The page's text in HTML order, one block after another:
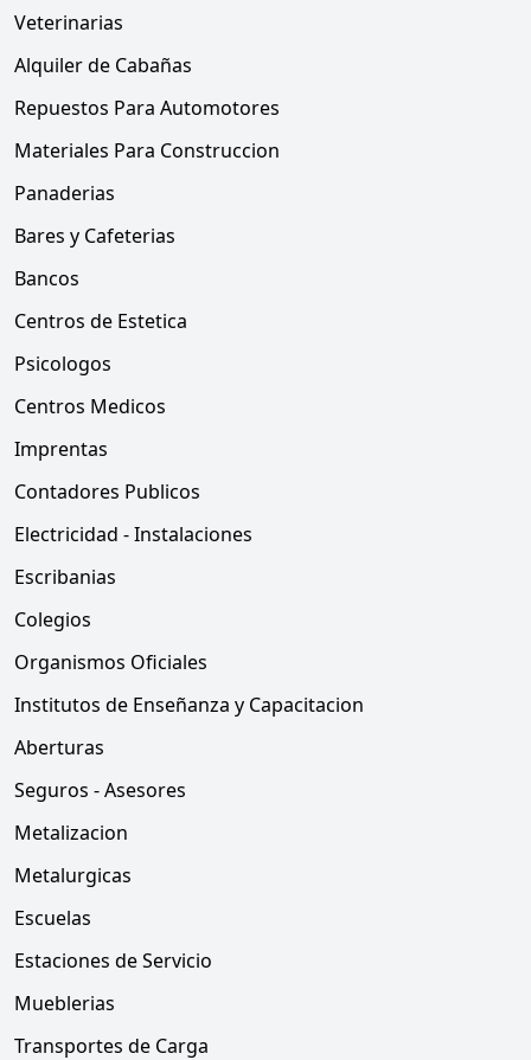
Veterinarias
Alquiler de Cabañas
Repuestos Para Automotores
Materiales Para Construccion
Panaderias
Bares y Cafeterias
Bancos
Centros de Estetica
Psicologos
Centros Medicos
Imprentas
Contadores Publicos
Electricidad - Instalaciones
Escribanias
Colegios
Organismos Oficiales
Institutos de Enseñanza y Capacitacion
Aberturas
Seguros - Asesores
Metalizacion
Metalurgicas
Escuelas
Estaciones de Servicio
Mueblerias
Transportes de Carga